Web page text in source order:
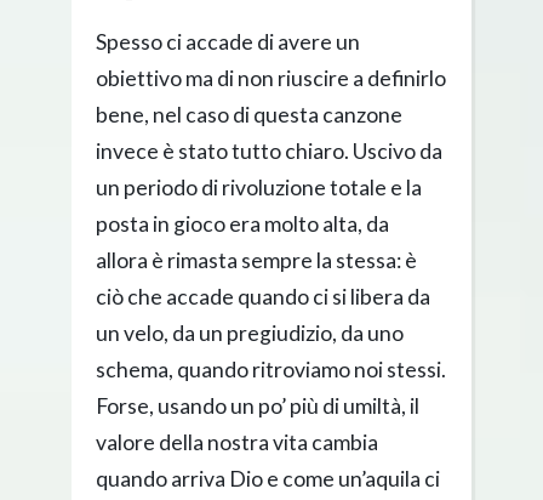
Spesso ci accade di avere un
obiettivo ma di non riuscire a definirlo
bene, nel caso di questa canzone
invece è stato tutto chiaro. Uscivo da
un periodo di rivoluzione totale e la
posta in gioco era molto alta, da
allora è rimasta sempre la stessa: è
ciò che accade quando ci si libera da
un velo, da un pregiudizio, da uno
schema, quando ritroviamo noi stessi.
Forse, usando un po’ più di umiltà, il
valore della nostra vita cambia
quando arriva Dio e come un’aquila ci